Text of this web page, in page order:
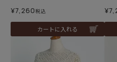
¥7,260税込
カートに入れる
¥